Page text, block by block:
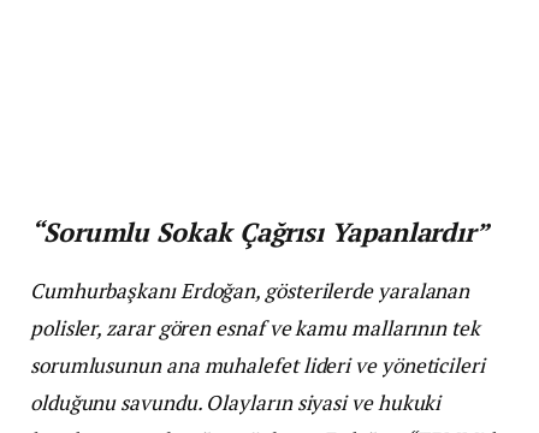
“Sorumlu Sokak Çağrısı Yapanlardır”
Cumhurbaşkanı Erdoğan, gösterilerde yaralanan
polisler, zarar gören esnaf ve kamu mallarının tek
sorumlusunun ana muhalefet lideri ve yöneticileri
olduğunu savundu. Olayların siyasi ve hukuki